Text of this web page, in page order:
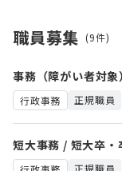
職員募集 (9件)
事務（障がい者対
行政事務 正規職員
短大事務 / 短大卒